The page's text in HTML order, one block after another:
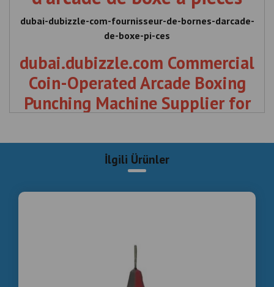
dubai-dubizzle-com-fournisseur-de-bornes-darcade-
de-boxe-pi-ces
dubai.dubizzle.com Commercial
Coin-Operated Arcade Boxing
Punching Machine Supplier for
,
dubai.dubizzle.com Ticari Jetonlu
Satılık Arcade Boks Yumruk Makinesi
Arcade , Boxing , Punching , Machine , Supplier , for ,
Sale , dubai , dubizzle , com , Ticari , Jetonlu , Satılık ,
Arcade , Boks , Yumruk , Makinesi , Tedarikçisi ,
İlgili Ürünler